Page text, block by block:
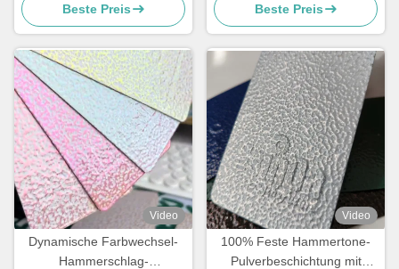
Pulverbeschichtung Farbe
Beste Preis
Leistung
Beste Preis
Video
Dynamische Farbwechsel-
Hammerschlag-
Video
100% Feste Hammertone-
Pulverbeschichtung mit